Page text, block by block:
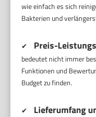
wie einfach es sich
Bakterien und
✔ Preis-
bedeutet nicht immer
Funktionen und
Budget zu finden.
✔ Lieferumfang